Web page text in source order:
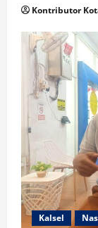
Kontributor
Kalsel